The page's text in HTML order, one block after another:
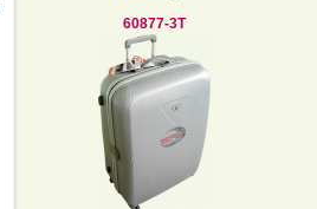
60877-3T